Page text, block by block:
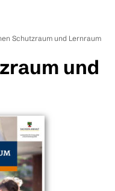
Schutzraum und Lernraum
und